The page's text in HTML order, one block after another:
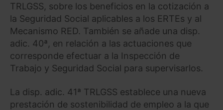
TRLGSS, sobre los beneficios en la cotización a
la Seguridad Social aplicables a los ERTEs y al
Mecanismo RED. También se añade una disp.
adic. 40ª, en relación a las actuaciones que
corresponde efectuar a la Inspección de
Trabajo y Seguridad Social para supervisarlos.
La disp. adic. 41ª TRLGSS establece una nueva
prestación de sostenibilidad de empleo a la que